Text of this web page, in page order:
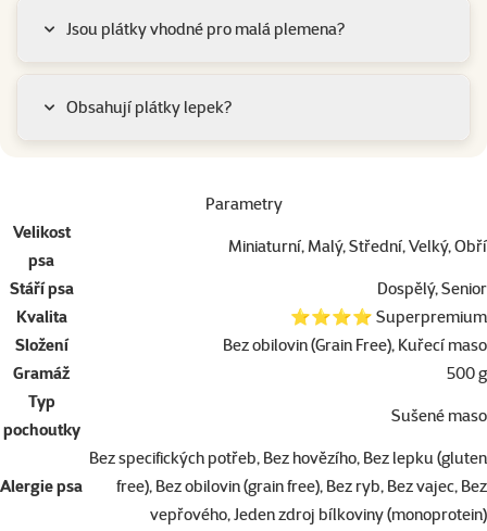
Jsou plátky vhodné pro malá plemena?
Obsahují plátky lepek?
Parametry
Velikost
psa
Miniaturní, Malý, Střední, Velký, Obří
Stáří psa
Dospělý, Senior
Kvalita
⭐⭐⭐⭐ Superpremium
Složení
Bez obilovin (Grain Free), Kuřecí maso
Gramáž
500 g
Typ
pochoutky
Sušené maso
Alergie psa
Bez specifických potřeb, Bez hovězího, Bez lepku (gluten
free), Bez obilovin (grain free), Bez ryb, Bez vajec, Bez
vepřového, Jeden zdroj bílkoviny (monoprotein)